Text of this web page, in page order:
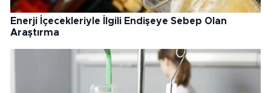
Enerji İçecekleriyle İlgili Endişeye Sebep Olan
Araştırma